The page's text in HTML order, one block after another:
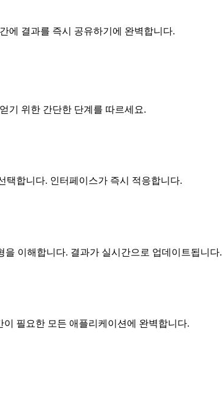
에 결과를 즉시 공유하기에 완벽합니다.
기 위한 간단한 단계를 따르세요.
택합니다. 인터페이스가 즉시 적응합니다.
이해합니다. 결과가 실시간으로 업데이트됩니다.
필요한 모든 애플리케이션에 완벽합니다.